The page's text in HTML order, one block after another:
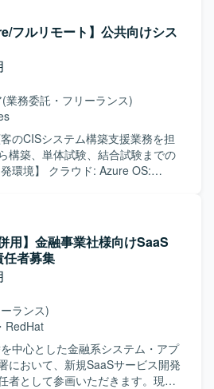
フルリモート】公共向けシス
(業務委託・フリーランス)
のCISシステム構築支援業務を担
構築、単体試験、結合試験までの
用】金融事業社様向けSaaS
者募集
ランス)
・ RedHat
中心とした金融系システム・アプ
において、新規SaaSサービス開発
者として参画いただきます。現場